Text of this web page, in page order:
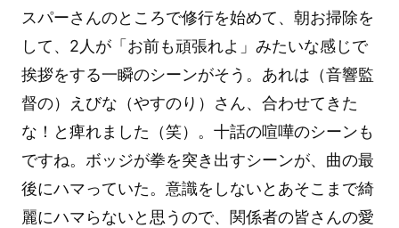
スパーさんのところで修行を始めて、朝お掃除を
して、2人が「お前も頑張れよ」みたいな感じで
挨拶をする一瞬のシーンがそう。あれは（音響監
督の）えびな（やすのり）さん、合わせてきた
な！と痺れました（笑）。十話の喧嘩のシーンも
ですね。ボッジが拳を突き出すシーンが、曲の最
後にハマっていた。意識をしないとあそこまで綺
麗にハマらないと思うので、関係者の皆さんの愛